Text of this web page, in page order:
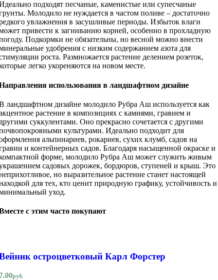
подходят песчаные, каменистые или супесчаные
Молодило не нуждается в частом поливе – достаточно
увлажнения в засушливые периоды. Избыток влаги
привести к загниванию корней, особенно в прохладную
Подкормки не обязательны, но весной можно внести
удобрения с низким содержанием азота для
роста. Размножается растение делением розеток,
легко укореняются на новом месте.
использования в ландшафтном дизайне
ландшафтном дизайне молодило Рубра Аш используется как
растение в композициях с камнями, гравием и
суккулентами. Оно прекрасно сочетается с другими
культурами. Идеально подходит для
альпинариев, рокариев, сухих клумб, садов на
и контейнерных садов. Благодаря насыщенной окраске и
форме, молодило Рубра Аш может служить живым
садовых дорожек, бордюров, ступеней и крыш. Это
но выразительное растение станет настоящей
для тех, кто ценит природную графику, устойчивость и
уход.
с этим часто покупают
остроцветковый Карл Форстер
руб.